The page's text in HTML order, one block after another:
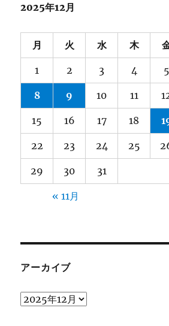
2025年12月
月 火 水 木
1 2 3 4 5
8 9 10 11
15 16 17 18
22 23 24 25
29 30 31
« 11月
アーカイブ
ア